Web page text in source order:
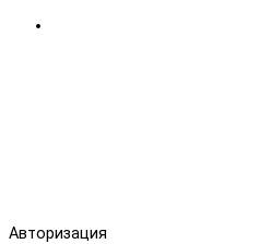
Авторизация